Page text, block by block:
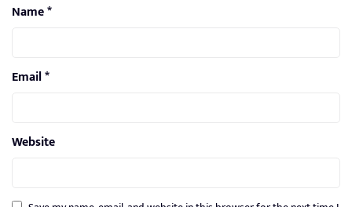
Name*
Email*
Website